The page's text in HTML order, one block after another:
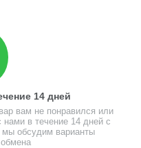
14 дней
вам не понравился или
в течение 14 дней с
мы обсудим варианты